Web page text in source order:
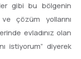
gibi bu bölgenin
çözüm yollarını
evladınız olan
istiyorum” diyerek